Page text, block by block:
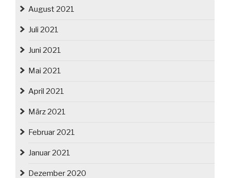
August 2021
Juli 2021
Juni 2021
Mai 2021
April 2021
März 2021
Februar 2021
Januar 2021
Dezember 2020